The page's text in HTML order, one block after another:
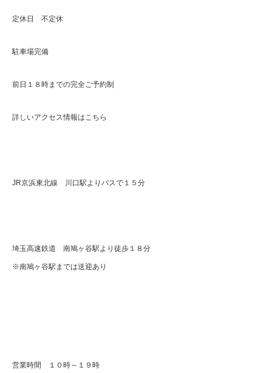
定休日 不定休
駐車場完備
前日１８時までの完全ご予約制
詳しいアクセス情報はこちら
JR京浜東北線 川口駅よりバスで１５分
埼玉高速鉄道 南鳩ヶ谷駅より徒歩１８分
※南鳩ヶ谷駅までは送迎あり
営業時間 １０時～１９時